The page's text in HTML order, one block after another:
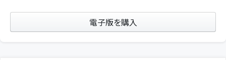
電子版を購入